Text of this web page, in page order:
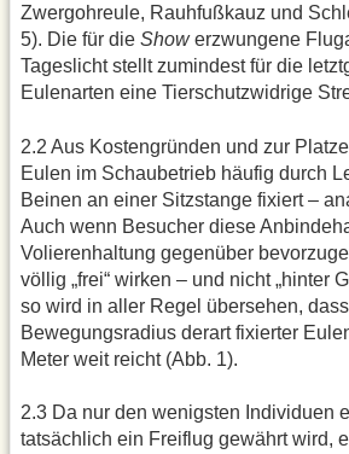
Zwergohreule, Rauhfußkauz und
5). Die für die Showerzwungene
Tageslicht stellt zumindest für die
Eulenarten eine Tierschutzwidrige
2.2 Aus Kostengründen und zur
Eulen im Schaubetrieb häufig durch
Beinen an einer Sitzstange fixiert –
Auch wenn Besucher diese
Volierenhaltung gegenüber
völlig „frei“ wirken – und nicht „hinter
so wird in aller Regel übersehen,
Bewegungsradius derart fixierter
Meter weit reicht (Abb. 1).
2.3 Da nur den wenigsten Individuen
tatsächlich ein Freiflug gewährt wird,